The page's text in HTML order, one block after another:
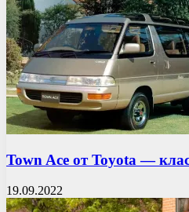
Town Ace от Toyota —
19.09.2022